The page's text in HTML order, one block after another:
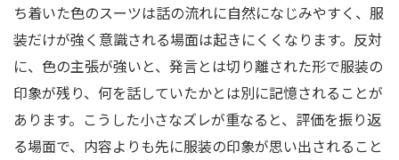
ち着いた色のスーツは話の流れに自然になじみやすく、服
装だけが強く意識される場面は起きにくくなります。反対
に、色の主張が強いと、発言とは切り離された形で服装の
印象が残り、何を話していたかとは別に記憶されることが
あります。こうした小さなズレが重なると、評価を振り返
る場面で、内容よりも先に服装の印象が思い出されること